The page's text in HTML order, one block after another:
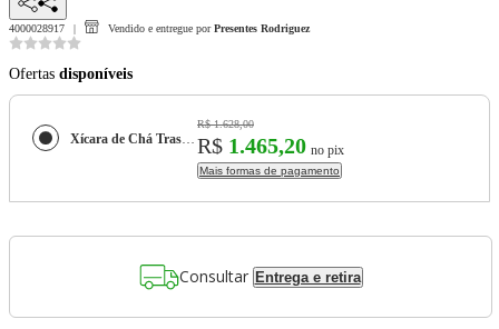
4000028917 Vendido e entregue por Presentes Rodriguez
Ofertas disponíveis
Xícara de Chá Trasso 4 Peças Vista Alegre Atlantis
R$ 1.628,00
R$ 1.465,20 no pix
Mais formas de pagamento
Consultar Entrega e retira